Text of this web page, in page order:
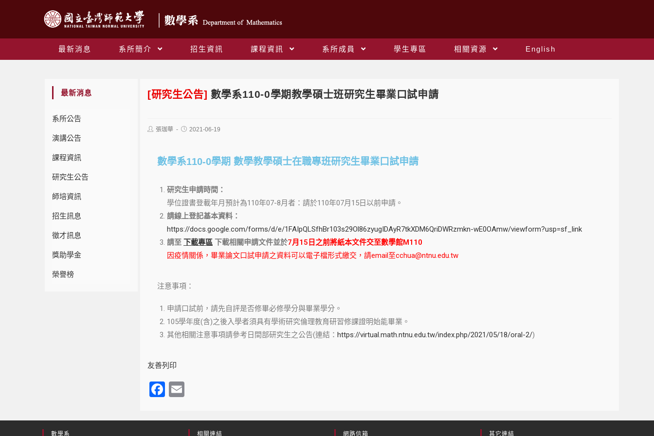
最新消息 系所簡介 招生資訊 課程資訊 系所成員 學生專區 相關資源
English
最新消息
系所公告
演講公告
課程資訊
研究生公告
師培資訊
招生訊息
徵才訊息
獎助學金
榮譽榜
[研究生公告] 數學系110-0學期教學碩士班研究生畢業口試申請
張珈華 2021-06-19
數學系110-0學期 數學教學碩士在職專班研究生畢業口試申請
研究生申請時間 ：
學位證書登載年月預計為110年07-8月者：請於110年07月15日以前申請。
請線上登記基本資料 ：
https://docs.google.com/forms/d/e/1FAIpQLSfhBr103s29Ol86zyugIDAyR7tkXDM6QriDWRzmkn-wE0OAmw/viewform?usp=sf_link
請至 下載專區 下載相關申請文件並於7月15日之前將紙本文件交至數學館M110
因疫情關係，畢業論文口試申請之資料可以電子檔形式繳交，請email至cchua@ntnu.edu.tw
注意事項：
申請口試前，請先自評是否修畢必修學分與畢業學分。
105學年度(含)之後入學者須具有學術研究倫理教育研習修課證明始能畢業。
其他相關注意事項請參考日間部研究生之公告(連結： https://virtual.math.ntnu.edu.tw/index.php/2021/05/18/oral-2/)
友善列印
F
c
ail
數學系 相關連結 網路信箱 其它連結